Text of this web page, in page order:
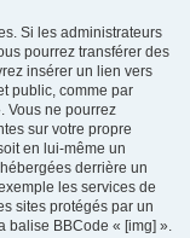
Si les administrateurs
pourrez transférer des
insérer un lien vers
public, comme par
Vous ne pourrez
sur votre propre
en lui-même un
derrière un
les services de
sites protégés par un
balise BBCode « [img] ».